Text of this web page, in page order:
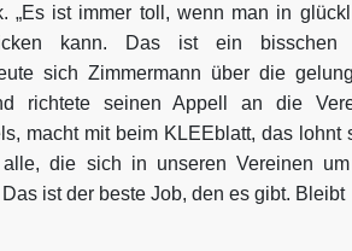
„Es ist immer toll, wenn man in
kann. Das ist ein bisschen
sich Zimmermann über die
richtete seinen Appell an die
macht mit beim KLEEblatt, das lohnt
die sich in unseren Vereinen
ist der beste Job, den es gibt. Bleibt